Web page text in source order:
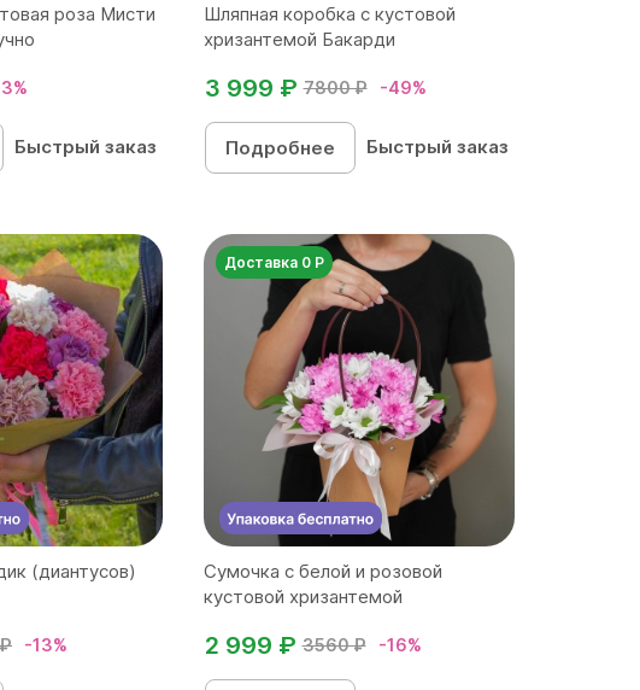
роза Мисти
Быстрый заказ
Шляпная коробка с кустовой
хризантемой Бакарди
7800 ₽ -49%
3 999 ₽
Подробнее Быстрый заказ
(диантусов)
-13%
Доставка 0 Р
Сумочка с белой и розовой
кустовой хризантемой
3560 ₽ -16%
2 999 ₽